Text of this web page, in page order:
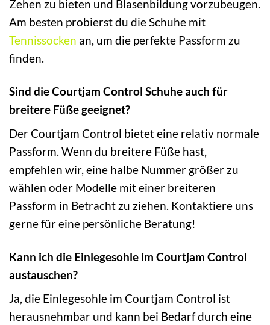
Zehen zu bieten und Blasenbildung vorzubeugen.
Am besten probierst du die Schuhe mit
Tennissocken an, um die perfekte Passform zu
finden.
Sind die Courtjam Control Schuhe auch für
breitere Füße geeignet?
Der Courtjam Control bietet eine relativ normale
Passform. Wenn du breitere Füße hast,
empfehlen wir, eine halbe Nummer größer zu
wählen oder Modelle mit einer breiteren
Passform in Betracht zu ziehen. Kontaktiere uns
gerne für eine persönliche Beratung!
Kann ich die Einlegesohle im Courtjam Control
austauschen?
Ja, die Einlegesohle im Courtjam Control ist
herausnehmbar und kann bei Bedarf durch eine